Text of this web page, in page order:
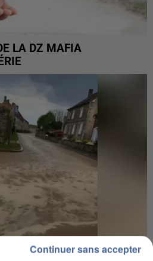
LA DZ MAFIA
Continuer sans accepter